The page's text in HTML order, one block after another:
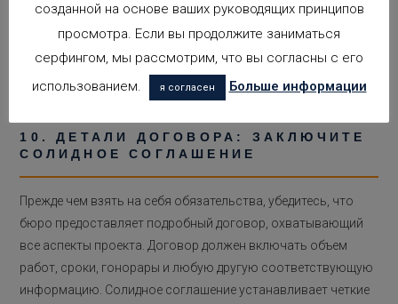
проектирования, планирования, реализации и надзора в
бюро. Хорошо структурированный подход гарантирует, что
каждый этап проекта будет эффективно скоординирован и
что установленные сроки будут соблюдены.
10. ДЕТАЛИ ДОГОВОРА: ЗАКЛЮЧИТЕ
СОЛИДНОЕ СОГЛАШЕНИЕ
Прежде чем взять на себя обязательства, убедитесь, что
бюро предоставляет подробный договор, охватывающий
все аспекты проекта. Договор должен включать объем
работ, сроки, гонорары и любую другую соответствующую
информацию. Солидное соглашение устанавливает четкие
созданной на основе ваших руководящих принципов
просмотра. Если вы продолжите заниматься
серфингом, мы рассмотрим, что вы согласны с его
использованием.
я согласен Больше информации